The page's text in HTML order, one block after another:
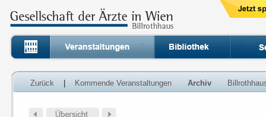
Zurück Kommende Veranstaltungen Archiv